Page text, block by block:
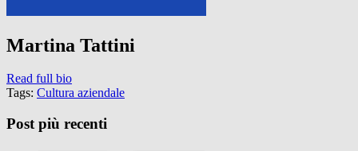
Martina Tattini
Read full bio
Tags: Cultura aziendale
Post più recenti